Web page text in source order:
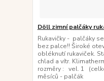
Döll zimní palčáky
Rukavičky - palčáky
bez palce!! Široké
obléknutí rukaviček.
chlad a vítr.
rozměry : vel. 1
měsíců - palčák